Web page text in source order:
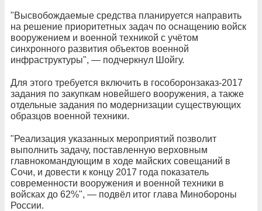
"Высвобождаемые средства планируется направить
на решение приоритетных задач по оснащению войск
вооружением и военной техникой с учётом
синхронного развития объектов военной
инфраструктуры", — подчеркнул Шойгу.
Для этого требуется включить в гособоронзаказ-2017
задания по закупкам новейшего вооружения, а также
отдельные задания по модернизации существующих
образцов военной техники.
"Реализация указанных мероприятий позволит
выполнить задачу, поставленную верховным
главнокомандующим в ходе майских совещаний в
Сочи, и довести к концу 2017 года показатель
современности вооружения и военной техники в
войсках до 62%", — подвёл итог глава Минобороны
России.